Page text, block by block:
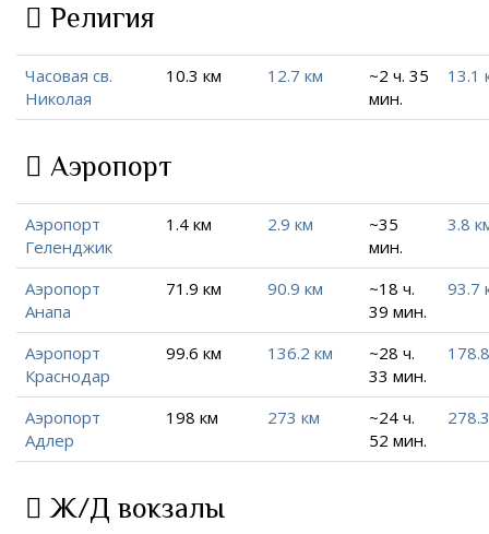
Религия
Часовая св.
Николая
10.3 км 12.7 км
~2 ч. 35
мин.
13.1
Аэропорт
Аэропорт
Геленджик
1.4 км 2.9 км
~35
мин.
3.8
Аэропорт
Анапа
71.9 км 90.9 км
~18 ч.
39 мин.
93.7
Аэропорт
Краснодар
99.6 км 136.2 км
~28 ч.
33 мин.
Аэропорт
Адлер
198 км 273 км
~24 ч.
52 мин.
Ж/Д вокзалы